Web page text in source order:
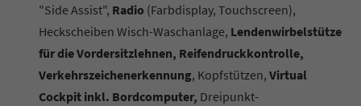
"Side Assist", Radio (Farbdisplay, Touchscreen),
Heckscheiben Wisch-Waschanlage, Lendenwirbelstütze
für die Vordersitzlehnen, Reifendruckkontrolle,
Verkehrszeichenerkennung, Kopfstützen, Virtual
Cockpit inkl. Bordcomputer, Dreipunkt-